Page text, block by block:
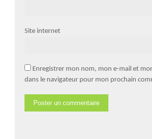
Site internet
Enregistrer mon nom, mon e-mail et
dans le navigateur pour mon prochain